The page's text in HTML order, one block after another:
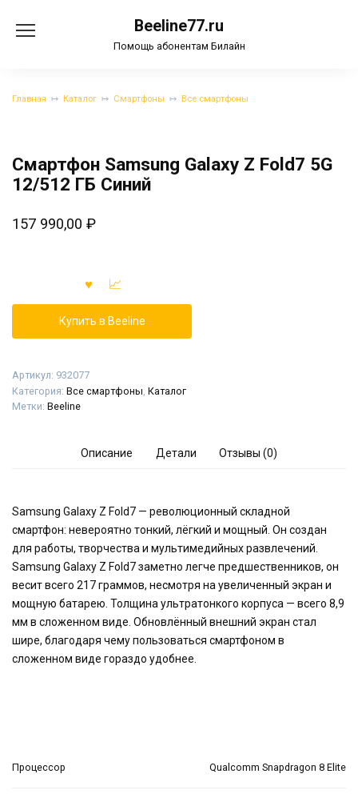
содержанию
Beeline77.ru
Помощь абонентам Билайн
Главная Каталог Смартфоны Все смартфоны
Смартфон Samsung Galaxy Z Fold7 5G
12/512 ГБ Синий
157 990,00 ₽
Купить в Beeline
Артикул: 932077
Категория: Все смартфоны Каталог
Метки: Beeline
Описание Детали Отзывы (0)
Samsung Galaxy Z Fold7 — революционный складной
смартфон: невероятно тонкий, лёгкий и мощный. Он создан
для работы, творчества и мультимедийных развлечений.
Samsung Galaxy Z Fold7 заметно легче предшественников, он
весит всего 217 граммов, несмотря на увеличенный экран и
мощную батарею. Толщина ультратонкого корпуса — всего 8,9
мм в сложенном виде. Обновлённый внешний экран стал
шире, благодаря чему пользоваться смартфоном в
сложенном виде гораздо удобнее.
Процессор Qualcomm Snapdragon 8 Elite